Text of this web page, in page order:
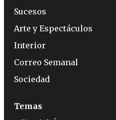
Sucesos
Arte y Espectáculos
Interior
Correo Semanal
Sociedad
Temas